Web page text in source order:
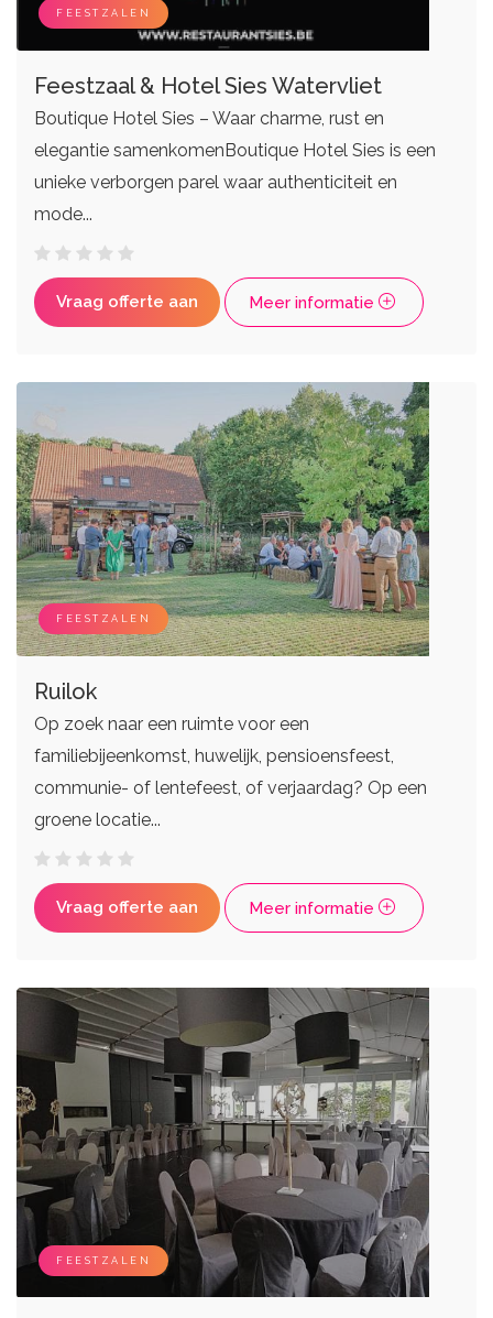
FEESTZALEN
Feestzaal & Hotel Sies Watervliet
Boutique Hotel Sies – Waar charme, rust en
elegantie samenkomenBoutique Hotel Sies is een
unieke verborgen parel waar authenticiteit en
mode...
Vraag offerte aan Meer informatie
FEESTZALEN
Ruilok
Op zoek naar een ruimte voor een
familiebijeenkomst, huwelijk, pensioensfeest,
communie- of lentefeest, of verjaardag? Op een
groene locatie...
Vraag offerte aan Meer informatie
FEESTZALEN